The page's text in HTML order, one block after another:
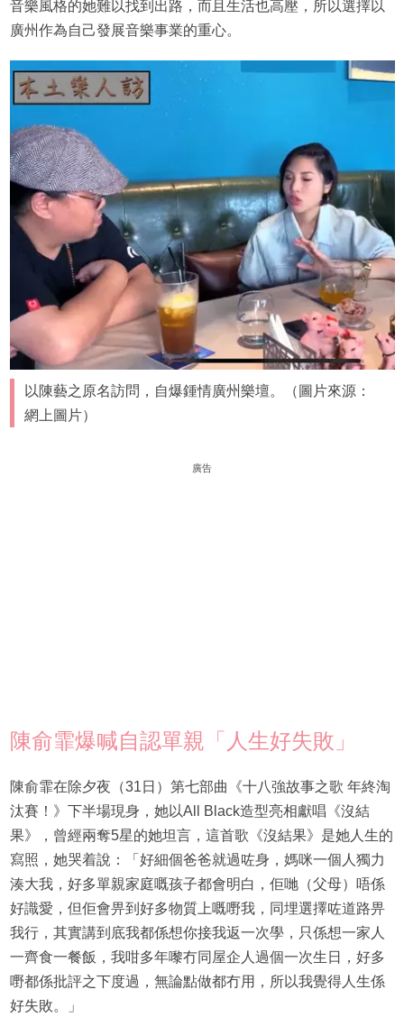
音樂風格的她難以找到出路，而且生活也高壓，所以選擇以
廣州作為自己發展音樂事業的重心。
以陳藝之原名訪問，自爆鍾情廣州樂壇。（圖片來源：
網上圖片）
廣告
陳俞霏爆喊自認單親「人生好失敗」
陳俞霏在除夕夜（31日）第七部曲《十八強故事之歌 年終淘
汰賽！》下半場現身，她以All Black造型亮相獻唱《沒結
果》，曾經兩奪5星的她坦言，這首歌《沒結果》是她人生的
寫照，她哭着說：「好細個爸爸就過咗身，媽咪一個人獨力
湊大我，好多單親家庭嘅孩子都會明白，佢哋（父母）唔係
好識愛，但佢會畀到好多物質上嘅嘢我，同埋選擇咗道路畀
我行，其實講到底我都係想你接我返一次學，只係想一家人
一齊食一餐飯，我咁多年嚟冇同屋企人過個一次生日，好多
嘢都係批評之下度過，無論點做都冇用，所以我覺得人生係
好失敗。」